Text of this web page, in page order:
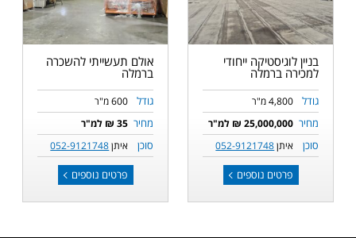
בניין לוגיסטיקה ייחודי
למכירה ברמלה
גודל 4,800 מ"ר
מחיר 25,000,000 ₪ למ"ר
סוכן איתן052-9121748
פרטים נוספים
אולם תעשייתי להשכרה
ברמלה
גודל 600 מ"ר
מחיר 35 ₪ למ"ר
סוכן איתן052-9121748
פרטים נוספים